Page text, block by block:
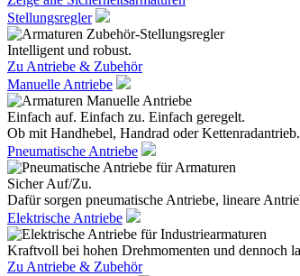
Stellungsregler
Intelligent und robust.
Zu Antriebe & Zubehör
Manuelle Antriebe
Einfach auf. Einfach zu. Einfach geregelt.
Ob mit Handhebel, Handrad oder Kettenradantrieb.
Pneumatische Antriebe
Sicher Auf/Zu.
Dafür sorgen pneumatische Antriebe, lineare
Elektrische Antriebe
Kraftvoll bei hohen Drehmomenten und dennoch
Zu Antriebe & Zubehör